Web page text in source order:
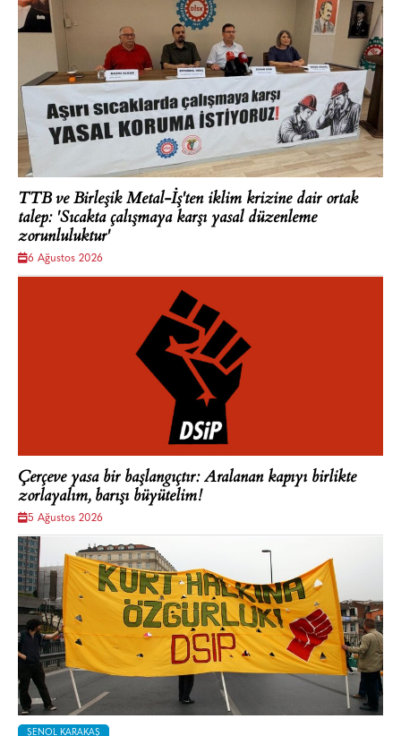
TTB ve Birleşik Metal-İş'ten iklim krizine dair ortak
talep: 'Sıcakta çalışmaya karşı yasal düzenleme
zorunluluktur'
6 Ağustos 2026
Çerçeve yasa bir başlangıçtır: Aralanan kapıyı birlikte
zorlayalım, barışı büyütelim!
5 Ağustos 2026
ŞENOL KARAKAŞ